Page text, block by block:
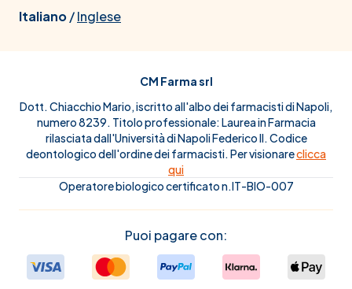
Italiano/Inglese
CM Farma srl
Dott. Chiacchio Mario, iscritto all'albo dei farmacisti di Napoli,
numero 8239. Titolo professionale: Laurea in Farmacia
rilasciata dall'Università di Napoli Federico II. Codice
deontologico dell'ordine dei farmacisti. Per visionareclicca
qui
Operatore biologico certificato n.IT-BIO-007
Puoi pagare con: